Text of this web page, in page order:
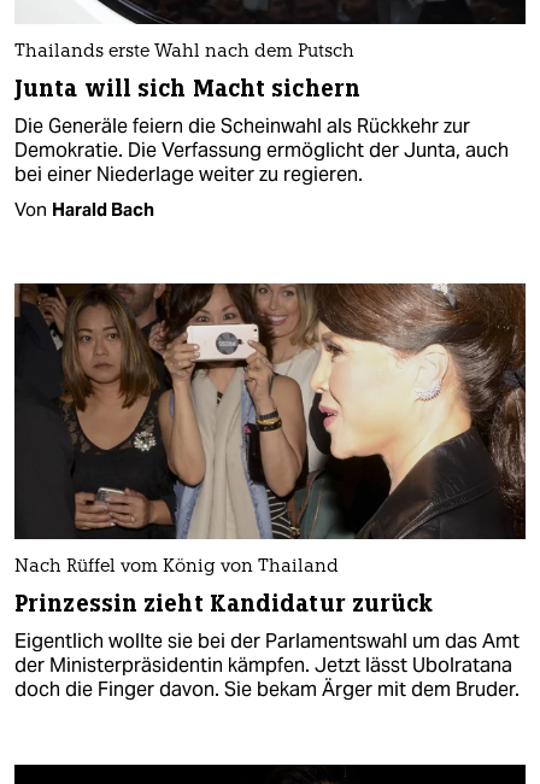
Thailands erste Wahl nach dem Putsch
Junta will sich Macht sichern
Die Generäle feiern die Scheinwahl als Rückkehr zur
Demokratie. Die Verfassung ermöglicht der Junta, auch
bei einer Niederlage weiter zu regieren.
Von Harald Bach
Nach Rüffel vom König von Thailand
Prinzessin zieht Kandidatur zurück
Eigentlich wollte sie bei der Parlamentswahl um das Amt
der Ministerpräsidentin kämpfen. Jetzt lässt Ubolratana
doch die Finger davon. Sie bekam Ärger mit dem Bruder.